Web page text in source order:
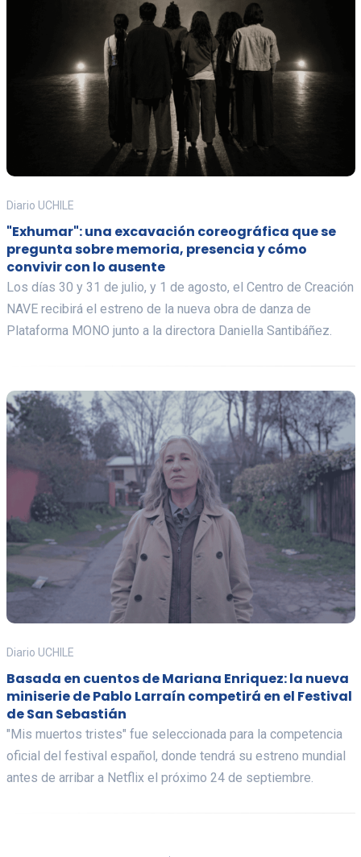
Diario UCHILE
"Exhumar": una excavación coreográfica que se
pregunta sobre memoria, presencia y cómo
convivir con lo ausente
Los días 30 y 31 de julio, y 1 de agosto, el Centro de Creación
NAVE recibirá el estreno de la nueva obra de danza de
Plataforma MONO junto a la directora Daniella Santibáñez.
Diario UCHILE
Basada en cuentos de Mariana Enriquez: la nueva
miniserie de Pablo Larraín competirá en el Festival
de San Sebastián
"Mis muertos tristes" fue seleccionada para la competencia
oficial del festival español, donde tendrá su estreno mundial
antes de arribar a Netflix el próximo 24 de septiembre.